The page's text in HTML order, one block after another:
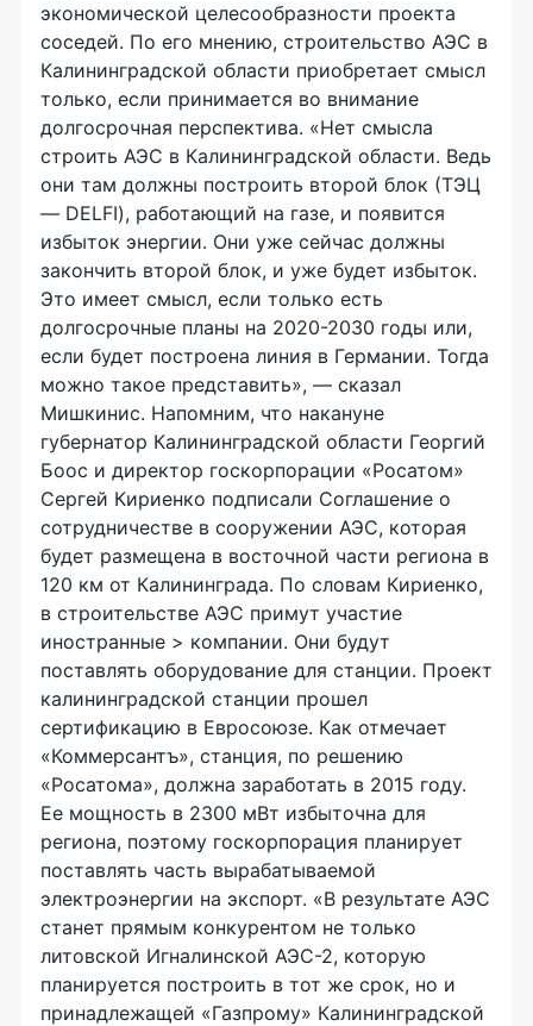
экономической целесообразности проекта
соседей. По его мнению, строительство АЭС в
Калининградской области приобретает смысл
только, если принимается во внимание
долгосрочная перспектива. «Нет смысла
строить АЭС в Калининградской области. Ведь
они там должны построить второй блок (ТЭЦ
— DELFI), работающий на газе, и появится
избыток энергии. Они уже сейчас должны
закончить второй блок, и уже будет избыток.
Это имеет смысл, если только есть
долгосрочные планы на 2020-2030 годы или,
если будет построена линия в Германии. Тогда
можно такое представить», — сказал
Мишкинис. Напомним, что накануне
губернатор Калининградской области Георгий
Боос и директор госкорпорации «Росатом»
Сергей Кириенко подписали Соглашение о
сотрудничестве в сооружении АЭС, которая
будет размещена в восточной части региона в
120 км от Калининграда. По словам Кириенко,
в строительстве АЭС примут участие
иностранные > компании. Они будут
поставлять оборудование для станции. Проект
калининградской станции прошел
сертификацию в Евросоюзе. Как отмечает
«Коммерсантъ», станция, по решению
«Росатома», должна заработать в 2015 году.
Ее мощность в 2300 мВт избыточна для
региона, поэтому госкорпорация планирует
поставлять часть вырабатываемой
электроэнергии на экспорт. «В результате АЭС
станет прямым конкурентом не только
литовской Игналинской АЭС-2, которую
планируется построить в тот же срок, но и
принадлежащей «Газпрому» Калининградской